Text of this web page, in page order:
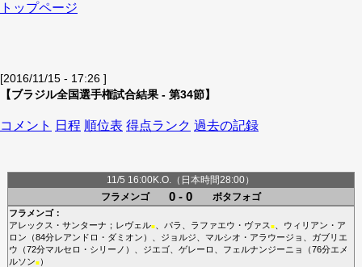
トップページ
[2016/11/15 - 17:26 ]
【ブラジル全国選手権試合結果 - 第34節】
コメント 日程 順位表 得点ランク 過去の記録
11/5 16:00K.O.（日本時間28:00）
フラメンゴ
0 - 0 ボタフォゴ
フラメンゴ：
アレックス・サンターナ ； レヴェル■、 パラ ラファエウ・ヴァス ■、 ウィリアン・ア
ロン （84分レアンドロ・ダミオン ）、 ジョルジ マルシオ・アラウージョ
ガブリエ
ウ （72分マルセロ・シリーノ ）、 ジエゴ、 ゲレーロ フェルナンジーニョ （76分エメ
ルソン■）